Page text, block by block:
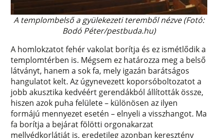
A templombelső a gyülekezeti teremből nézve (Fotó:
Bodó Péter/pestbuda.hu)
A homlokzatot fehér vakolat borítja és ez ismétlődik a
templomtérben is. Mégsem ez határozza meg a belső
látványt, hanem a sok fa, mely igazán barátságos
hangulatot kelt. Az úgynevezett koporsóboltozatot a
jobb akusztika kedvéért gerendákból állították össze,
hiszen azok puha felülete – különösen az ilyen
formájú mennyezet esetén – elnyeli a visszhangot. Ma
fa borítja a bejárat fölötti orgonakarzat
mellvédkorlátját is, eredetileg azonban keresztény